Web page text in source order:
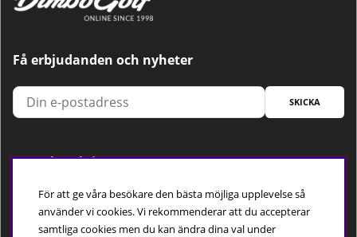
Få erbjudanden och nyheter
SKICKA
Trygg betalning
För att ge våra besökare den bästa möjliga upplevelse så
använder vi cookies. Vi rekommenderar att du accepterar
samtliga cookies men du kan ändra dina val under